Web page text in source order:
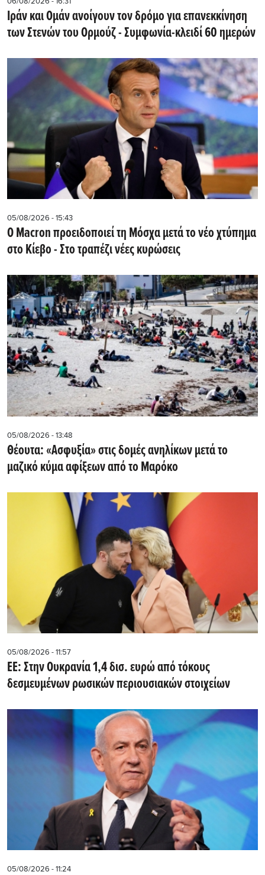
Ιράν και Ομάν ανοίγουν τον δρόμο για επανεκκίνηση
των Στενών του Ορμούζ - Συμφωνία-κλειδί 60 ημερών
05/08/2026 - 15:43
Ο Macron προειδοποιεί τη Μόσχα μετά το νέο χτύπημα
στο Κίεβο - Στο τραπέζι νέες κυρώσεις
05/08/2026 - 13:48
Θέουτα: «Ασφυξία» στις δομές ανηλίκων μετά το
μαζικό κύμα αφίξεων από το Μαρόκο
05/08/2026 - 11:57
ΕΕ: Στην Ουκρανία 1,4 δισ. ευρώ από τόκους
δεσμευμένων ρωσικών περιουσιακών στοιχείων
05/08/2026 - 11:24